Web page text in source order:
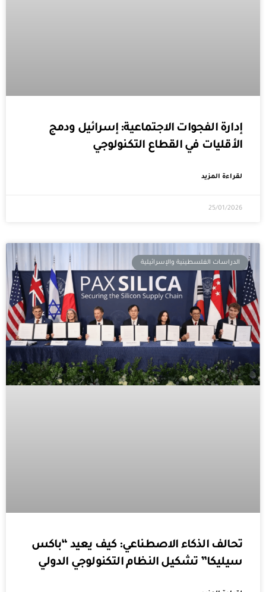
إدارة الفجوات الاجتماعية: إسرائيل ودمج
الأقليات في القطاع التكنولوجي
لقراءة المزيد
25/01/2026
الدراسات الفلسطينية والإسرائيلية
تحالف الذكاء الاصطناعي: كيف يعيد “باكس
سيليكا” تشكيل النظام التكنولوجي الدولي